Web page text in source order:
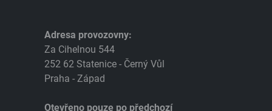
Adresa provozovny:
Za Cihelnou 544
252 62 Statenice - Černý Vůl
Praha - Západ
Otevřeno pouze po předchozí